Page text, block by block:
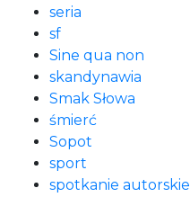
seria
sf
Sine qua non
skandynawia
Smak Słowa
śmierć
Sopot
sport
spotkanie autorskie